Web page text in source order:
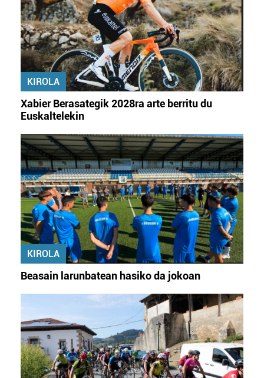
KIROLA
Xabier Berasategik 2028ra arte berritu du
Euskaltelekin
KIROLA
Beasain larunbatean hasiko da jokoan